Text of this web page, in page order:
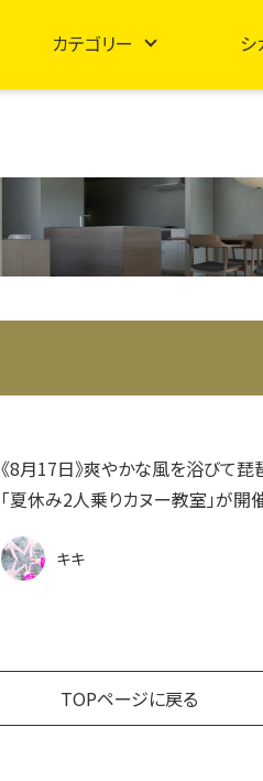
カテゴリー シ
《8月17日》爽やかな風を浴びて
「夏休み2人乗りカヌー教室」が
キキ
TOPページに戻る